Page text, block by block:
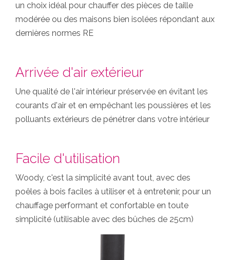
un choix idéal pour chauffer des pièces de taille
modérée ou des maisons bien isolées répondant aux
dernières normes RE
Arrivée d'air extérieur
Une qualité de l'air intérieur préservée en évitant les
courants d'air et en empêchant les poussières et les
polluants extérieurs de pénétrer dans votre intérieur
Facile d'utilisation
Woody, c'est la simplicité avant tout, avec des
poêles à bois faciles à utiliser et à entretenir, pour un
chauffage performant et confortable en toute
simplicité (utilisable avec des bûches de 25cm)